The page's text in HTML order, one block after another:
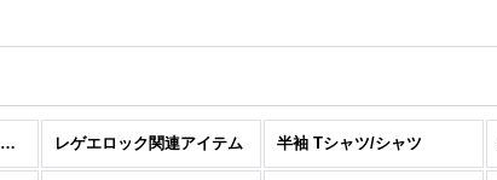
SUBLIME / LONG BEACH DUB ALLSTARS レゲエロック関連アイテム 半袖 Tシャツ/シャツ